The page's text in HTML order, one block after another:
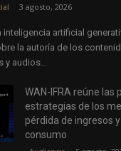
3 agosto, 2026
inteligencia artificial
la autoría de los
audios...
WAN-IFRA reúne las
estrategias de los
pérdida de ingresos
consumo